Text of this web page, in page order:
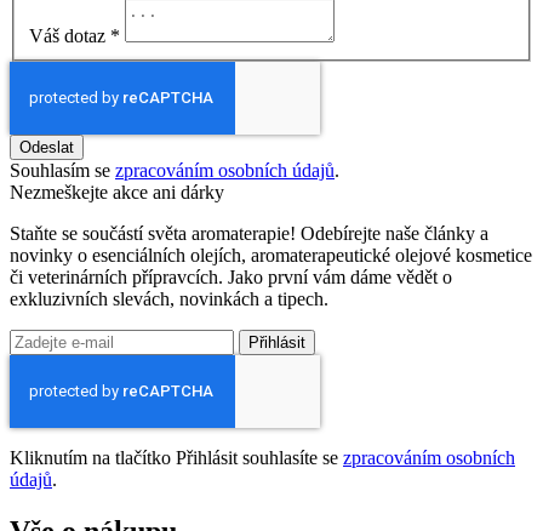
Váš dotaz *
Odeslat
Souhlasím se zpracováním osobních údajů.
Nezmeškejte akce ani dárky
Staňte se součástí světa aromaterapie! Odebírejte naše články a
novinky o esenciálních olejích, aromaterapeutické olejové kosmetice
či veterinárních přípravcích. Jako první vám dáme vědět o
exkluzivních slevách, novinkách a tipech.
Přihlásit
Kliknutím na tlačítko Přihlásit souhlasíte se zpracováním osobních
údajů.